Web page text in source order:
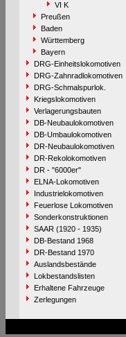
VI K
Preußen
Baden
Württemberg
Bayern
DRG-Einheitslokomotiven
DRG-Zahnradlokomotiven
DRG-Schmalspurlok.
Kriegslokomotiven
Verlagerungsbauten
DB-Neubaulokomotiven
DB-Umbaulokomotiven
DR-Neubaulokomotiven
DR-Rekolokomotiven
DR - "6000er"
ELNA-Lokomotiven
Industrielokomotiven
Feuerlose Lokomotiven
Sonderkonstruktionen
SAAR (1920 - 1935)
DB-Bestand 1968
DR-Bestand 1970
Auslandsbestände
Lokbestandslisten
Erhaltene Fahrzeuge
Zerlegungen